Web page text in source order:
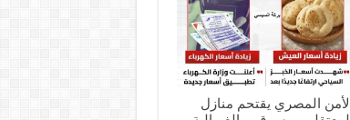
الأمن المصري يقتحم منازل